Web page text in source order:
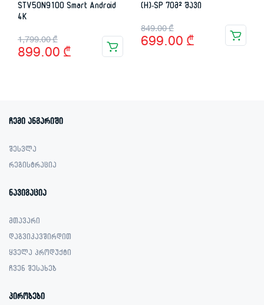
STV50N9100 Smart Android
4K
1,799.00₾
Original
price
899.00 ₾
Current
price
(H)-SP 70მ² შავი
849.00₾
Original
price
699.00 ₾
Current
price
ჩემი ანგარიში
შესვლა
რეგისტრაცია
ნავიგაცია
მთავარი
დაგვიკავშირდით
ყველა პროდუქტი
ჩვენ შესახებ
პირობები